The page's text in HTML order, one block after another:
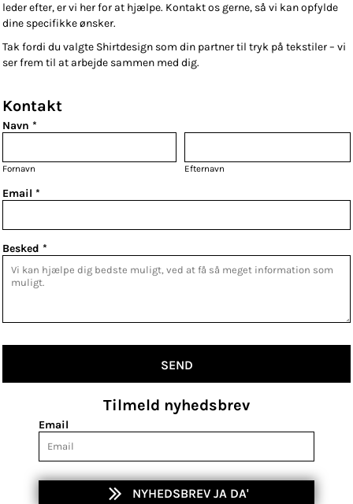
leder efter, er vi her for at hjælpe. Kontakt os gerne, så vi kan opfylde
dine specifikke ønsker.
Tak fordi du valgte Shirtdesign som din partner til tryk på tekstiler – vi
ser frem til at arbejde sammen med dig.
Kontakt
Navn *
Fornavn Efternavn
Email *
Besked *
SEND
Tilmeld nyhedsbrev
Email
NYHEDSBREV JA DA'